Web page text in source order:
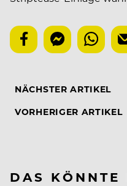
NÄCHSTER ARTIKEL
VORHERIGER ARTIKEL
DAS KÖNNTE